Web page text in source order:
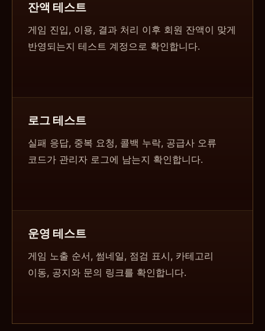
잔액 테스트
게임 진입, 이용, 결과 처리 이후 회원 잔액이 맞게
반영되는지 테스트 계정으로 확인합니다.
로그 테스트
실패 응답, 중복 요청, 콜백 누락, 공급사 오류
코드가 관리자 로그에 남는지 확인합니다.
운영 테스트
게임 노출 순서, 썸네일, 점검 표시, 카테고리
이동, 공지와 문의 링크를 확인합니다.